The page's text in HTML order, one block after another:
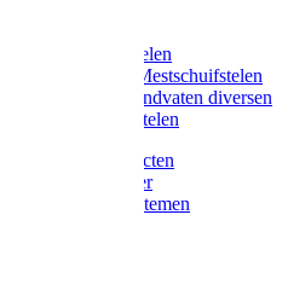
Gardena stelen
Sneeuw- /Mestschuifstelen
Stelen / Handvaten diversen
Telescoopstelen
Tuin producten
Fruitplukker
Ophangsystemen